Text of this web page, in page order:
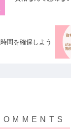
間を確保しよう